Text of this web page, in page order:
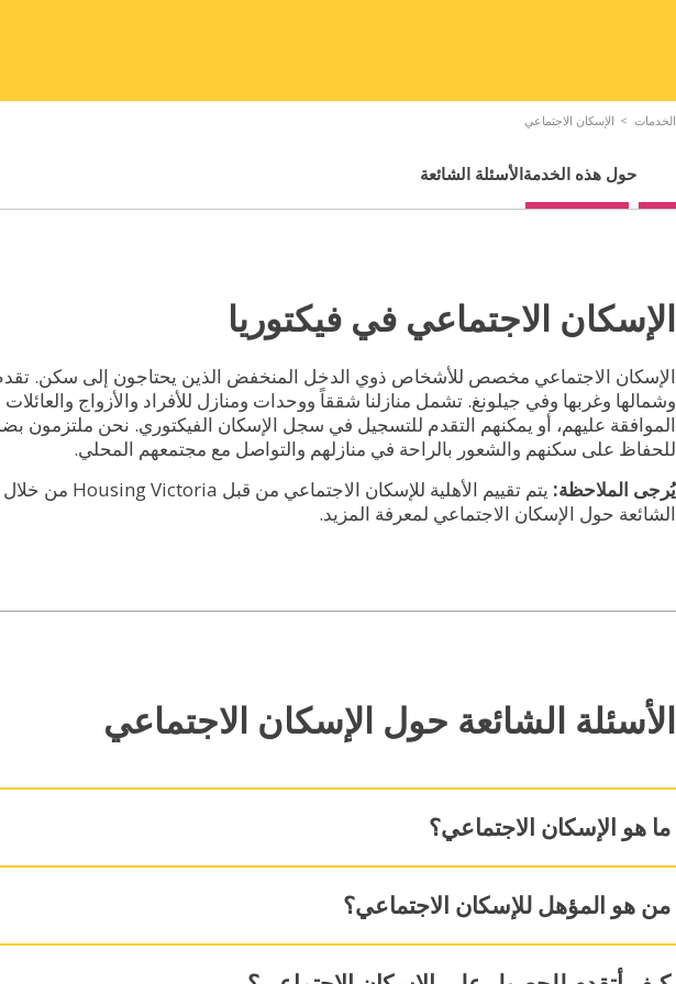
إدارة مؤسسة الملاك
الخدمات الإسكان الاجتماعي
حول هذه الخدمةالأسئلة الشائعة
الإسكان الاجتماعي في فيكتوريا
وشمالها وغربها وفي جيلونغ. تشمل منازلنا شققاً ووحدات ومنازل للأفراد والأزواج
الموافقة عليهم، أو يمكنهم التقدم للتسجيل في سجل الإسكان الفيكتوري. نحن ملتزمون
للحفاظ على سكنهم والشعور بالراحة في منازلهم والتواصل مع مجتمعهم المحلي.
يُرجى الملاحظة:
الشائعة حول الإسكان الاجتماعي لمعرفة المزيد.
الأسئلة الشائعة حول الإسكان الاجتماعي
ما هو الإسكان الاجتماعي؟
من هو المؤهل للإسكان الاجتماعي؟